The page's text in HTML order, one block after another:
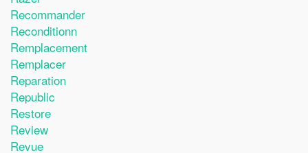
Recommander
Reconditionn
Remplacement
Remplacer
Reparation
Republic
Restore
Review
Revue